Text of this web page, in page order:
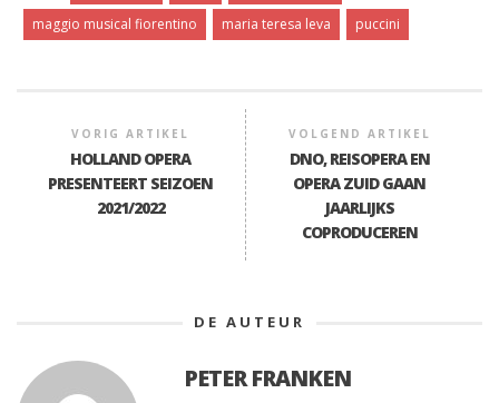
maggio musical fiorentino
maria teresa leva puccini
VORIG ARTIKEL
HOLLAND OPERA
PRESENTEERT SEIZOEN
2021/2022
VOLGEND ARTIKEL
DNO, REISOPERA EN
OPERA ZUID GAAN
JAARLIJKS
COPRODUCEREN
DE AUTEUR
PETER FRANKEN